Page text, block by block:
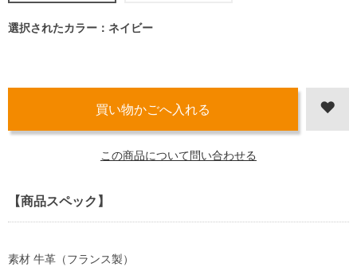
選択されたカラー：ネイビー
この商品について問い合わせる
【商品スペック】
素材 牛革（フランス製）